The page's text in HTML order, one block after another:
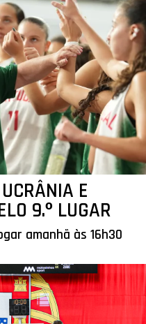
E
9.º LUGAR
amanhã às 16h30